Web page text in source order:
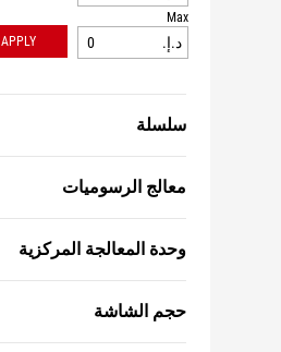
Max
د.إ.‏‏ APPLY
سلسلة
معالج الرسوميات
وحدة المعالجة المركزية
حجم الشاشة